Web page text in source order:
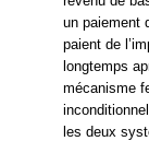
un paiement
paient de
longtemps
mécanisme
les deux